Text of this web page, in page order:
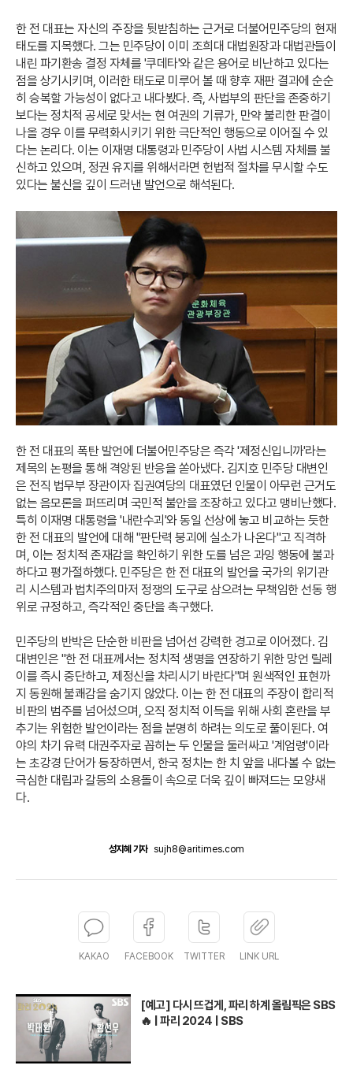
한 전 대표는 자신의 주장을 뒷받침하는 근거로 더불어민주당의 현재
태도를 지목했다. 그는 민주당이 이미 조희대 대법원장과 대법관들이
내린 파기환송 결정 자체를 '쿠데타'와 같은 용어로 비난하고 있다는
점을 상기시키며, 이러한 태도로 미루어 볼 때 향후 재판 결과에 순순
히 승복할 가능성이 없다고 내다봤다. 즉, 사법부의 판단을 존중하기
보다는 정치적 공세로 맞서는 현 여권의 기류가, 만약 불리한 판결이
나올 경우 이를 무력화시키기 위한 극단적인 행동으로 이어질 수 있
다는 논리다. 이는 이재명 대통령과 민주당이 사법 시스템 자체를 불
신하고 있으며, 정권 유지를 위해서라면 헌법적 절차를 무시할 수도
있다는 불신을 깊이 드러낸 발언으로 해석된다.
한 전 대표의 폭탄 발언에 더불어민주당은 즉각 '제정신입니까'라는
제목의 논평을 통해 격앙된 반응을 쏟아냈다. 김지호 민주당 대변인
은 전직 법무부 장관이자 집권여당의 대표였던 인물이 아무런 근거도
없는 음모론을 퍼뜨리며 국민적 불안을 조장하고 있다고 맹비난했다.
특히 이재명 대통령을 '내란수괴'와 동일 선상에 놓고 비교하는 듯한
한 전 대표의 발언에 대해 "판단력 붕괴에 실소가 나온다"고 직격하
며, 이는 정치적 존재감을 확인하기 위한 도를 넘은 과잉 행동에 불과
하다고 평가절하했다. 민주당은 한 전 대표의 발언을 국가의 위기관
리 시스템과 법치주의마저 정쟁의 도구로 삼으려는 무책임한 선동 행
위로 규정하고, 즉각적인 중단을 촉구했다.
민주당의 반박은 단순한 비판을 넘어선 강력한 경고로 이어졌다. 김
대변인은 "한 전 대표께서는 정치적 생명을 연장하기 위한 망언 릴레
이를 즉시 중단하고, 제정신을 차리시기 바란다"며 원색적인 표현까
지 동원해 불쾌감을 숨기지 않았다. 이는 한 전 대표의 주장이 합리적
비판의 범주를 넘어섰으며, 오직 정치적 이득을 위해 사회 혼란을 부
추기는 위험한 발언이라는 점을 분명히 하려는 의도로 풀이된다. 여
야의 차기 유력 대권주자로 꼽히는 두 인물을 둘러싸고 '계엄령'이라
는 초강경 단어가 등장하면서, 한국 정치는 한 치 앞을 내다볼 수 없는
극심한 대립과 갈등의 소용돌이 속으로 더욱 깊이 빠져드는 모양새
다.
성지혜 기자 sujh8@aritimes.com
KAKAO FACEBOOK TWITTER LINK URL
[예고] 다시 뜨겁게, 파리 하계 올림픽은 SBS
🔥 | 파리 2024 | SBS